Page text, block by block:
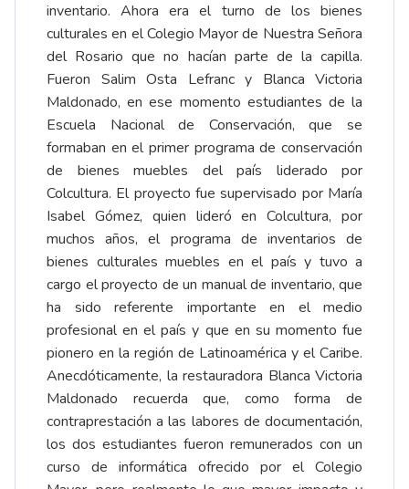
inventario. Ahora era el turno de los bienes
culturales en el Colegio Mayor de Nuestra Señora
del Rosario que no hacían parte de la capilla.
Fueron Salim Osta Lefranc y Blanca Victoria
Maldonado, en ese momento estudiantes de la
Escuela Nacional de Conservación, que se
formaban en el primer programa de conservación
de bienes muebles del país liderado por
Colcultura. El proyecto fue supervisado por María
Isabel Gómez, quien lideró en Colcultura, por
muchos años, el programa de inventarios de
bienes culturales muebles en el país y tuvo a
cargo el proyecto de un manual de inventario, que
ha sido referente importante en el medio
profesional en el país y que en su momento fue
pionero en la región de Latinoamérica y el Caribe.
Anecdóticamente, la restauradora Blanca Victoria
Maldonado recuerda que, como forma de
contraprestación a las labores de documentación,
los dos estudiantes fueron remunerados con un
curso de informática ofrecido por el Colegio